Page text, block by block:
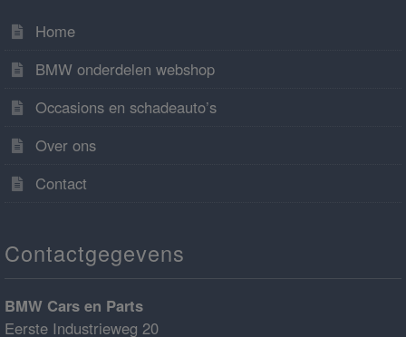
Home
BMW onderdelen webshop
Occasions en schadeauto’s
Over ons
Contact
Contactgegevens
BMW Cars en Parts
Eerste Industrieweg 20